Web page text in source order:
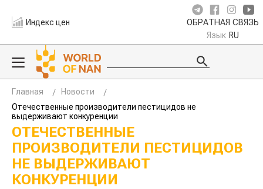
Индекс цен ОБРАТНАЯ СВЯЗЬ
Язык RU
Главная
Новости
Отечественные производители пестицидов не
выдерживают конкуренции
ОТЕЧЕСТВЕННЫЕ
ПРОИЗВОДИТЕЛИ ПЕСТИЦИДОВ
НЕ ВЫДЕРЖИВАЮТ
КОНКУРЕНЦИИ